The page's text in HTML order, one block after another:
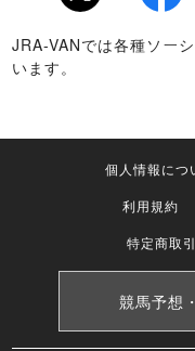
Twitter
JRA-VANでは各種ソー
います。
個人情報につ
利用規約
特定商取
競馬予想